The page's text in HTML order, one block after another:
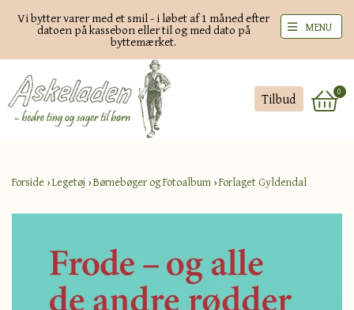
Vi bytter varer med et smil - i løbet af 1 måned efter
datoen på kassebon eller til og med dato på
byttemærket.
Tilbud 0
MENU
Forside ›Legetøj ›Børnebøger og Fotoalbum ›Forlaget Gyldendal